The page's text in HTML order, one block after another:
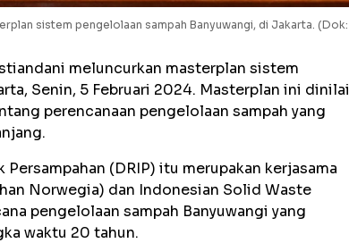
sistem pengelolaan sampah Banyuwangi, di Jakarta. (Dok:
meluncurkan masterplan sistem
Senin, 5 Februari 2024. Masterplan ini dinilai
perencanaan pengelolaan sampah yang
(DRIP) itu merupakan kerjasama
Norwegia) dan Indonesian Solid Waste
pengelolaan sampah Banyuwangi yang
waktu 20 tahun.